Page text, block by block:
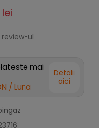
ul
mai
/ Luna
Detalii
aici